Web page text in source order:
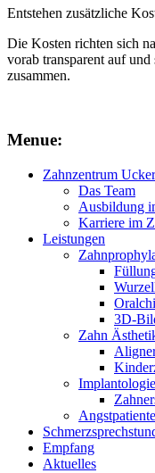
Entstehen zusätzliche
Die Kosten richten sich
vorab transparent auf
zusammen.
Menue:
Zahnzentrum
Das Team
Ausbildung
Karriere im
Leistungen
3D-
Zahn
Empfang
Aktuelles